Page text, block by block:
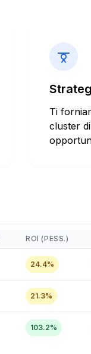
Ti
cluster
ROI (PESS.)
24.4%
21.3%
103.2%